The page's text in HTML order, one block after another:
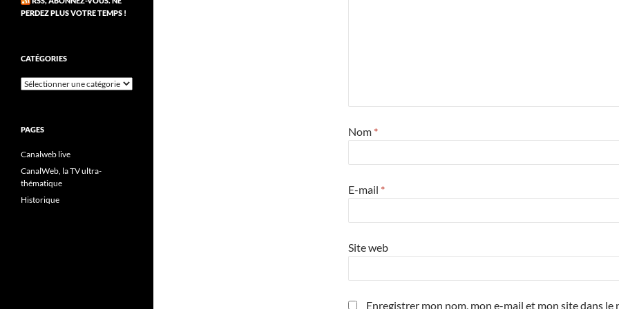
Nom *
E-mail *
Site web
Enregistrer mon nom, mon e-mail et mon site dans le
PERDEZ PLUS VOTRE TEMPS !
CATÉGORIES
Catégories
PAGES
Canalweb live
CanalWeb, la TV ultra-
thématique
Historique